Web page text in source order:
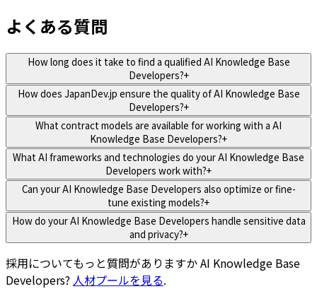
よくある質問
How long does it take to find a qualified AI Knowledge Base
Developers?+
How does JapanDev.jp ensure the quality of AI Knowledge Base
Developers?+
What contract models are available for working with a AI
Knowledge Base Developers?+
What AI frameworks and technologies do your AI Knowledge Base
Developers work with?+
Can your AI Knowledge Base Developers also optimize or fine-
tune existing models?+
How do your AI Knowledge Base Developers handle sensitive data
and privacy?+
採用についてもっと質問がありますかAI Knowledge Base
Developers? 人材プールを見る.